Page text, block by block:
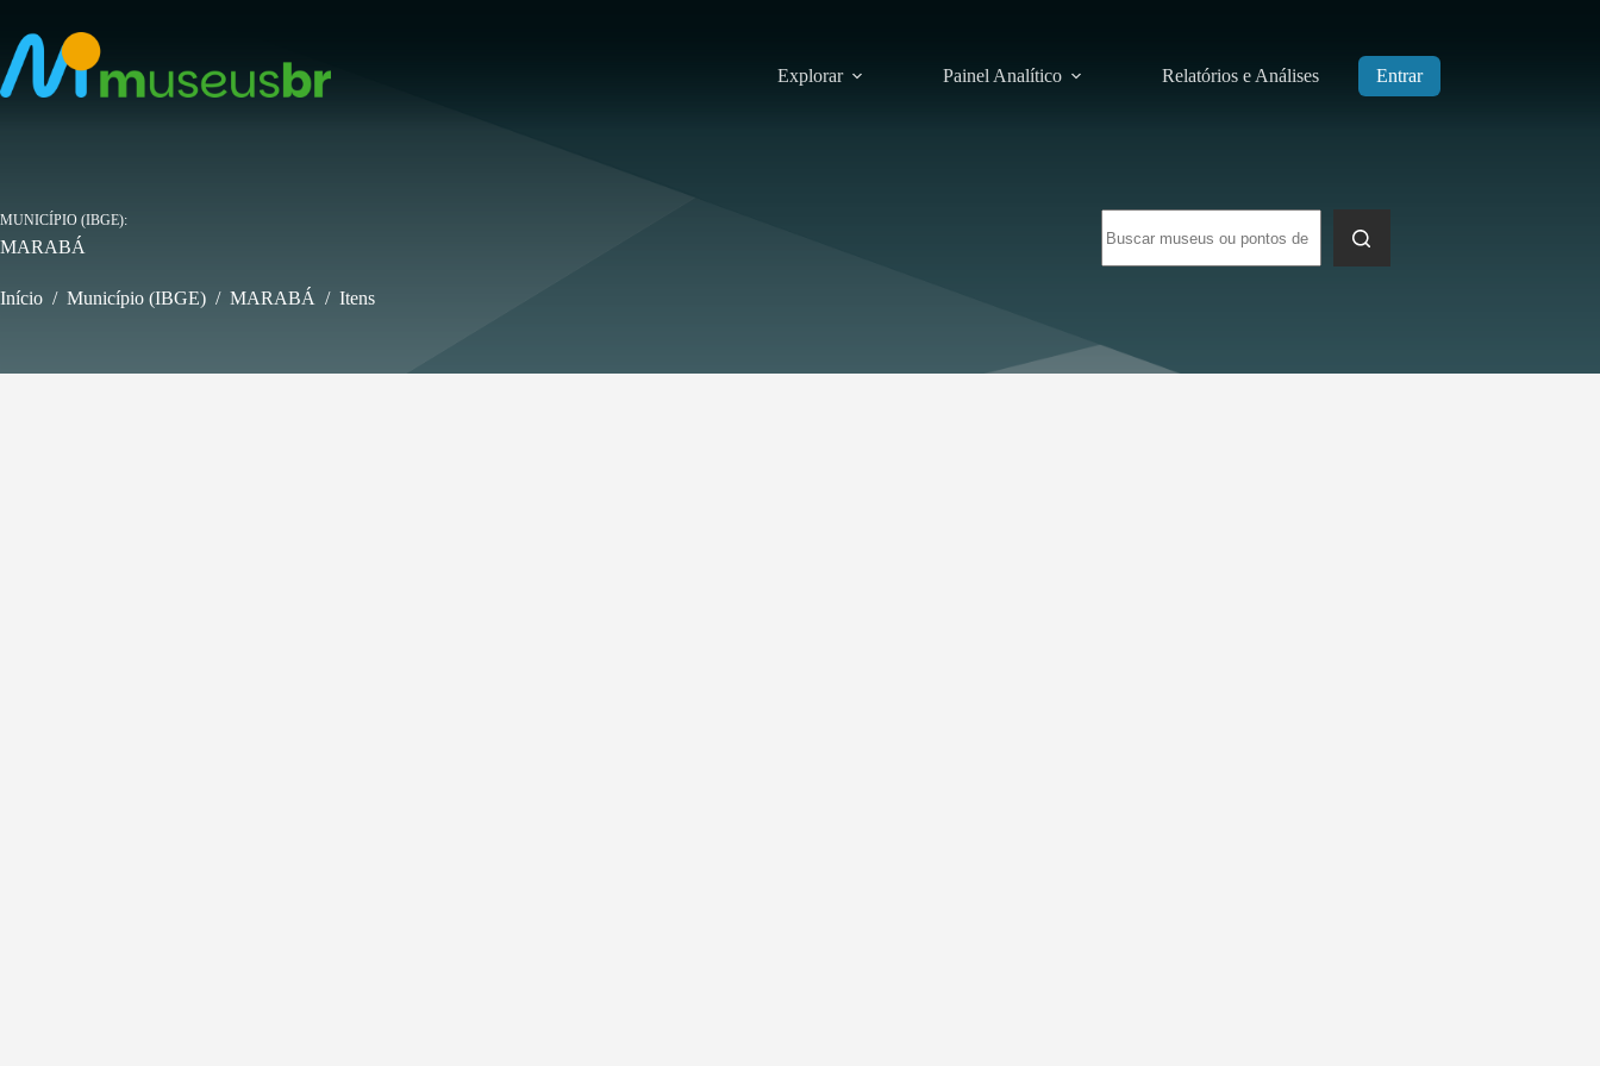
para
conteúdo
Explorar Painel Analítico Relatórios e Análises Entrar
resultados
MUNICÍPIO (IBGE)
MARABÁ
Início / Município (IBGE) / MARABÁ / Itens